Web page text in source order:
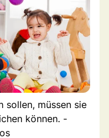
sollen, müssen sie
können. -